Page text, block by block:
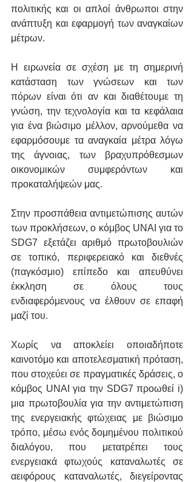
πολιτικής και οι απλοί άνθρωποι στην
ανάπτυξη και εφαρμογή των αναγκαίων
μέτρων.
Η ειρωνεία σε σχέση με τη σημερινή
κατάσταση των γνώσεων και των
πόρων είναι ότι αν και διαθέτουμε τη
γνώση, την τεχνολογία και τα κεφάλαια
για ένα βιώσιμο μέλλον, αρνούμεθα να
εφαρμόσουμε τα αναγκαία μέτρα λόγω
της άγνοιας, των βραχυπρόθεσμων
οικονομικών συμφερόντων και
προκαταλήψεών μας.
Στην προσπάθεια αντιμετώπισης αυτών
των προκλήσεων, ο κόμβος UNAI για το
SDG7 εξετάζει αριθμό πρωτοβουλιών
σε τοπικό, περιφερειακό και διεθνές
(παγκόσμιο) επίπεδο και απευθύνει
έκκληση σε όλους τους
ενδιαφερόμενους να έλθουν σε επαφή
μαζί του.
Χωρίς να αποκλείει οποιαδήποτε
καινοτόμο και αποτελεσματική πρόταση,
που στοχεύει σε πραγματικές δράσεις, ο
κόμβος UNAI για την SDG7 προωθεί i)
μια πρωτοβουλία για την αντιμετώπιση
της ενεργειακής φτώχειας με βιώσιμο
τρόπο, μέσω ενός δομημένου πολιτικού
διαλόγου, που μετατρέπει τους
ενεργειακά φτωχούς καταναλωτές σε
αειφόρους καταναλωτές, διεγείροντας